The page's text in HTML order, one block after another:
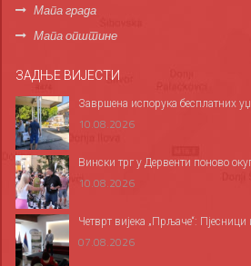
Мапа града
Мапа општине
ЗАДЊЕ ВИЈЕСТИ
Завршена испорука бесплатних
10.08.2026
Вински трг у Дервенти поново
10.08.2026
Четврт вијека „Прљаче“: Пјесници
07.08.2026